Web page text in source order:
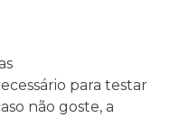
para testar
não goste, a